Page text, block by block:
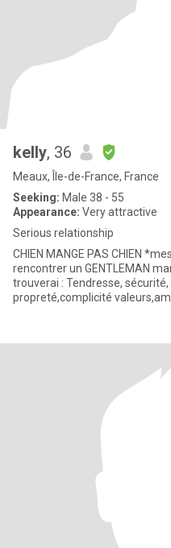
kelly, 36
Meaux, Île-de-France, France
Seeking: Male 38 - 55
Appearance: Very attractive
Serious relationship
CHIEN MANGE PAS CHIEN *mes recherches* Je souhaite
rencontrer un GENTLEMAN mari, un confident, un amant en qui je
trouverai : Tendresse, sécurité, générosité, respect,
propreté,complicité valeurs,amour, cet homme qui fait passer sa